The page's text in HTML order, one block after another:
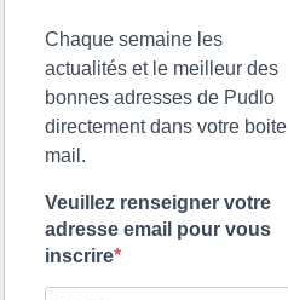
Chaque semaine les
actualités et le meilleur des
bonnes adresses de Pudlo
directement dans votre boite
mail.
Veuillez renseigner votre
adresse email pour vous
inscrire